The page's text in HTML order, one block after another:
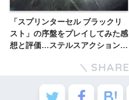
「スプリンターセル ブラックリ
スト」の序盤をプレイしてみた感
想と評価…ステルスアクションゲ
い!!個人的にはMGS以上かも！
SHARE